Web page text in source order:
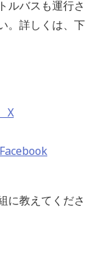
ルバスも運行さ
。詳しくは、下
X
に教えてくださ